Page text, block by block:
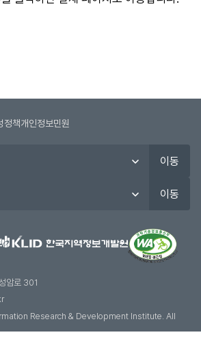
정책개인정보민원
이동
이동
암로 301
Research & Development Institute. AII